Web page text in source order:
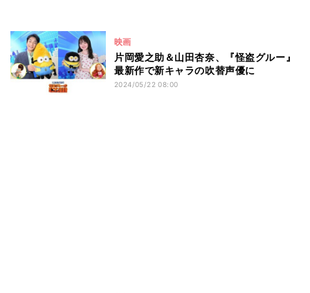
映画
片岡愛之助＆山田杏奈、『怪盗グルー』
最新作で新キャラの吹替声優に
2024/05/22 08:00